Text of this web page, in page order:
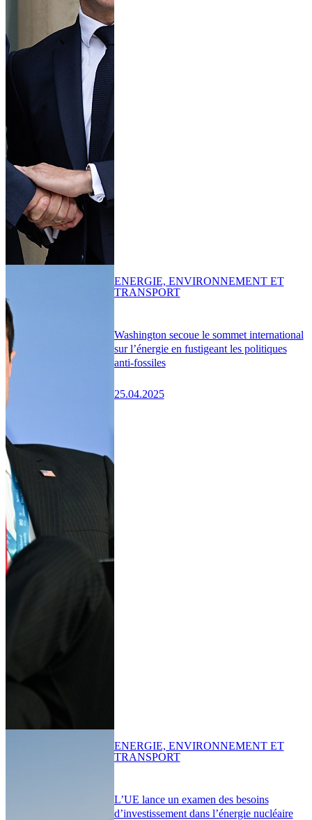
Washington secoue le sommet international
sur l’énergie en fustigeant les politiques
anti-fossiles
25.04.2025
ENERGIE, ENVIRONNEMENT ET
TRANSPORT
L’UE lance un examen des besoins
d’investissement dans l’énergie nucléaire
ENERGIE, ENVIRONNEMENT ET
TRANSPORT